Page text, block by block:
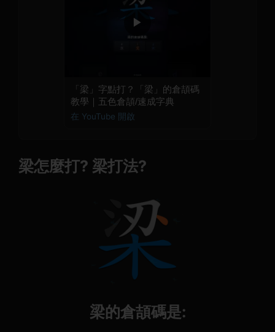
▶
「梁」字點打？「梁」的倉頡碼
教學｜五色倉頡/速成字典
在 YouTube 開啟
梁怎麼打? 梁打法?
梁的倉頡碼是: